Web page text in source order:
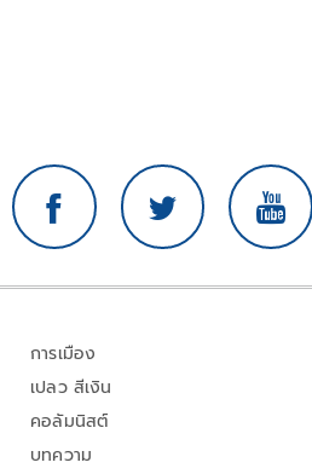
การเมือง
เปลว สีเงิน
คอลัมนิสต์
บทความ